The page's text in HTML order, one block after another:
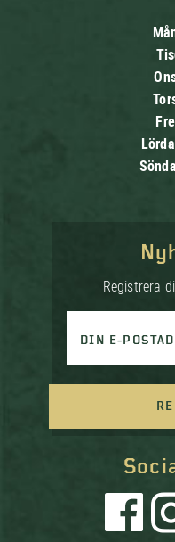
Registrera
DIN E-